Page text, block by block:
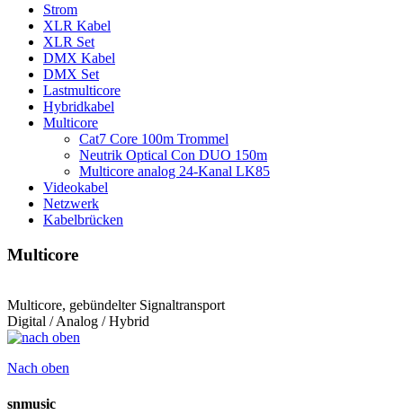
Strom
XLR Kabel
XLR Set
DMX Kabel
DMX Set
Lastmulticore
Hybridkabel
Multicore
Cat7 Core 100m Trommel
Neutrik Optical Con DUO 150m
Multicore analog 24-Kanal LK85
Videokabel
Netzwerk
Kabelbrücken
Multicore
Multicore, gebündelter Signaltransport
Digital / Analog / Hybrid
Nach oben
snmusic